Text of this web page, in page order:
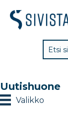
Uutishuone
Valikko